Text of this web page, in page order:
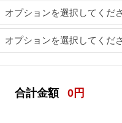
合計金額 0 円